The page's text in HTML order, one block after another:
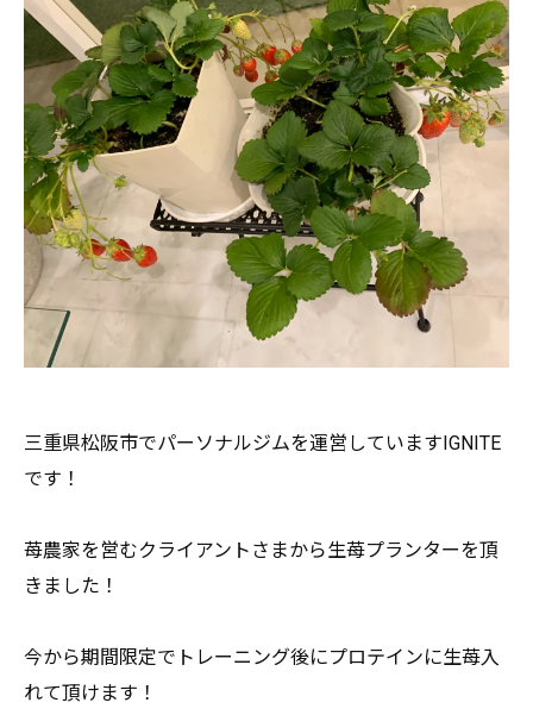
三重県松阪市でパーソナルジムを運営していますIGNITE
です ！
苺農家を営むクライアントさまから生苺プランターを頂
きました！
今から期間限定でトレーニング後にプロテインに生苺入
れて頂けます！